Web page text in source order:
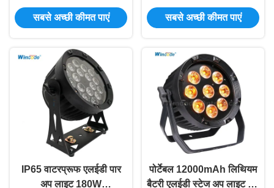
16000mAh DMX-512
RDM 4-6in1 RGBWALC
सबसे अच्छी कीमत पाएं
25°/45°/60° लेंस 32-बिट
एआरएम कॉर्टेक्स एमसीयू मूक
सबसे अच्छी कीमत पाएं
IP65 वाटरप्रूफ एलईडी पार
अप लाइट 180W
पोर्टेबल 12000mAh लिथियम
बैटरी एलईडी स्टेज अप लाइट टच